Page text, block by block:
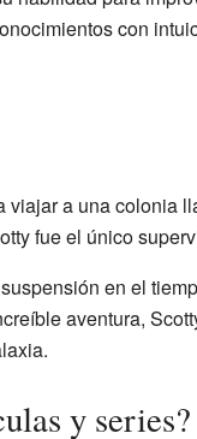
con
a una colonia
fue el único
en el
aventura,
y series?